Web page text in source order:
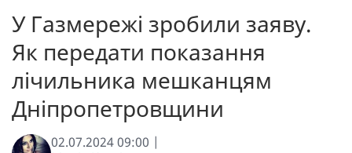
У Газмережі зробили заяву.
Як передати показання
лічильника мешканцям
Дніпропетровщини
02.07.2024 09:00 |